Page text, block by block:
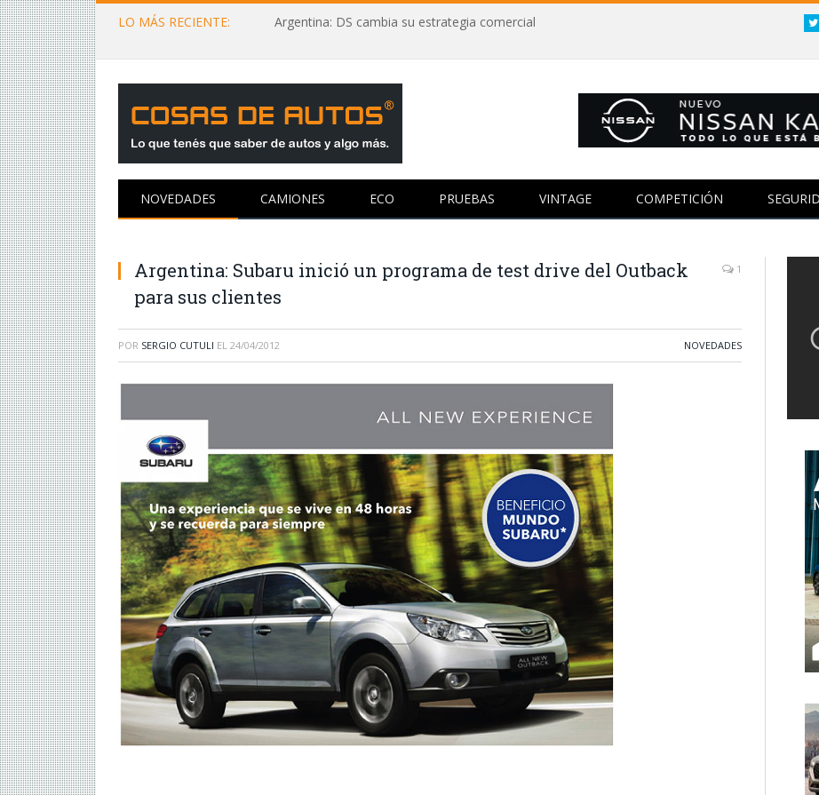
LO MÁS RECIENTE: Argentina: DS cambia su estrategia comercial
NOVEDADES CAMIONES ECO PRUEBAS VINTAGE COMPETICIÓN
Argentina: Subaru inició un programa de test drive del Outback
para sus clientes
1
POR SERGIO CUTULI EL 24/04/2012 NOVEDADES